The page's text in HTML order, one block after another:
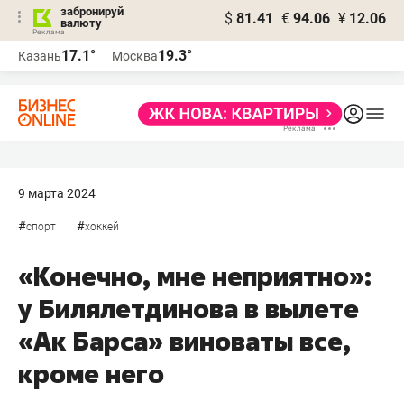
забронируй
валюту
$ 81.41 € 94.06 ¥ 12.06
Казань17.1° Москва19.3°
9 марта 2024
#спорт #хоккей
«Конечно, мне неприятно»:
у Билялетдинова в вылете
«Ак Барса» виноваты все,
кроме него